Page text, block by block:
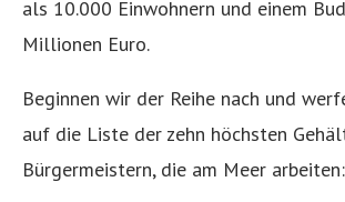
als 10.000 Einwohnern und einem
Millionen Euro.
Beginnen wir der Reihe nach und
auf die Liste der zehn höchsten
Bürgermeistern, die am Meer arbeiten: